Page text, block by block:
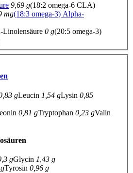
9,69 g(18:2 omega-6 CLA)
mg(18:3 omega-3) Alpha-
Linolensäure 0 g(20:5 omega-3)
gLeucin 1,54 gLysin 0,85
0,81 gTryptophan 0,23 gValin
gGlycin 1,43 g
Tyrosin 0,96 g